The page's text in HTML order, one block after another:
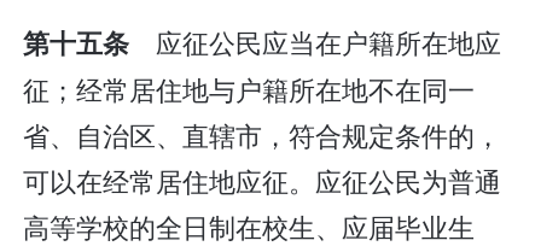
第十五条 应征公民应当在户籍所在地应
征；经常居住地与户籍所在地不在同一
省、自治区、直辖市，符合规定条件的，
可以在经常居住地应征。应征公民为普通
高等学校的全日制在校生、应届毕业生